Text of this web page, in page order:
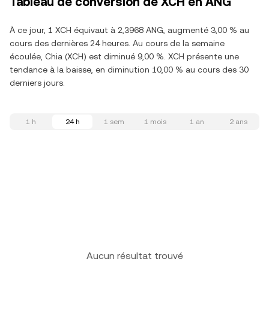
À ce jour, 1 XCH équivaut à 2,3968 ANG, augmenté 3,00 % au
cours des dernières 24 heures. Au cours de la semaine
écoulée, Chia (XCH) est diminué 9,00 %. XCH présente une
tendance à la baisse, en diminution 10,00 % au cours des 30
derniers jours.
1 h 24 h 1 sem 1 mois 1 an 2 ans
Aucun résultat trouvé